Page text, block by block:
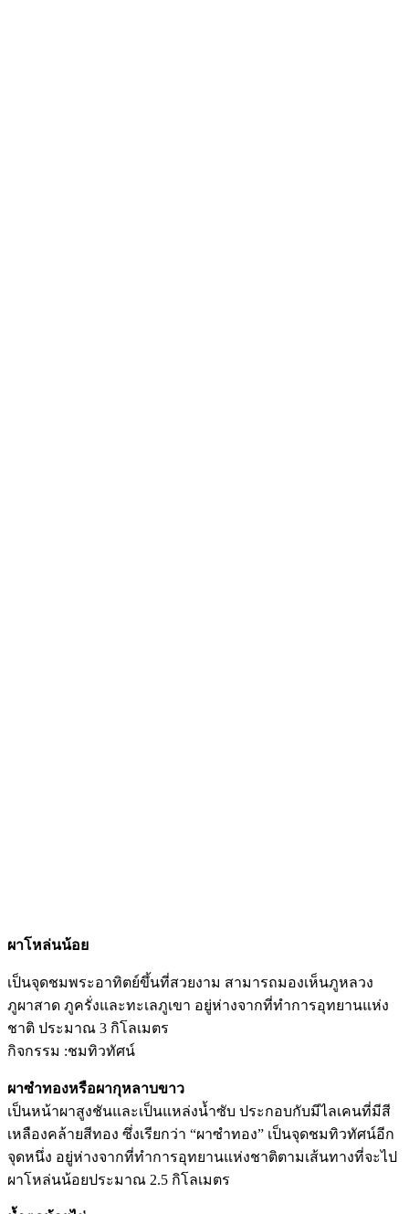
ผาโหล่นน้อย
เป็นจุดชมพระอาทิตย์ขึ้นที่สวยงาม สามารถมองเห็นภูหลวง
ภูผาสาด ภูครั่งและทะเลภูเขา อยู่ห่างจากที่ทำการอุทยานแห่ง
ชาติ ประมาณ 3 กิโลเมตร
กิจกรรม :ชมทิวทัศน์
ผาซำทองหรือผากุหลาบขาว
เป็นหน้าผาสูงชันและเป็นแหล่งน้ำซับ ประกอบกับมีไลเคนที่มีสี
เหลืองคล้ายสีทอง ซึ่งเรียกว่า “ผาซำทอง” เป็นจุดชมทิวทัศน์อีก
จุดหนึ่ง อยู่ห่างจากที่ทำการอุทยานแห่งชาติตามเส้นทางที่จะไป
ผาโหล่นน้อยประมาณ 2.5 กิโลเมตร